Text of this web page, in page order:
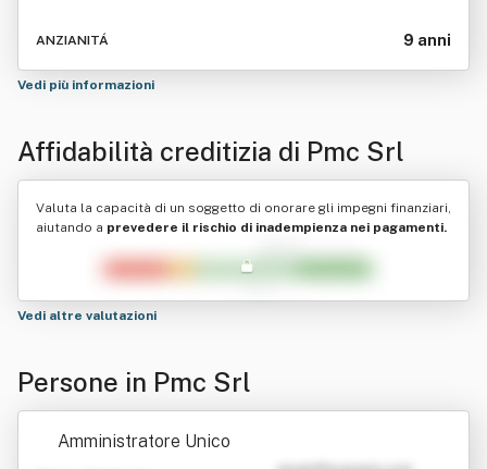
ANZIANITÁ 9 anni
Vedi più informazioni
Affidabilità creditizia di Pmc Srl
Valuta la capacità di un soggetto di onorare gli impegni finanziari,
aiutando a prevedere il rischio di inadempienza nei pagamenti.
Vedi altre valutazioni
Persone in Pmc Srl
Amministratore Unico